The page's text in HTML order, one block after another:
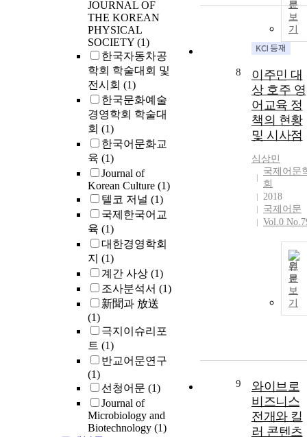
JOURNAL OF
THE KOREAN
PHYSICAL
SOCIETY (1)
한국자동차공
학회 학술대회 및
전시회 (1)
한국문화예술
경영학회 학술대
회 (1)
한국어문화교
육 (1)
Journal of
Korean Culture (1)
텔코 저널 (1)
국제한국어교
육 (1)
대한경영학회
지 (1)
계간 사상 (1)
조사분석서 (1)
新聞과 放送
(1)
극지이슈리포
트 (1)
반교어문연구
(1)
선청어문 (1)
Journal of
Microbiology and
Biotechnology (1)
문
보
기
8
이주민 대
상 호주 영
어교육 정
책의 현황
및 시사점
심상민
국제어문
회
2018
국제어문
Vol.0
원
문
보
기
9
와이브로
비즈니스
전개와 킬
러 콘텐츠